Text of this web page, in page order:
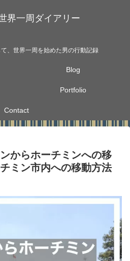
界一周ダイアリー
、世界一周を始めた男の行動記録
Blog
Portfolio
Contact
からホーチミンへの移
ミン市内への移動方法